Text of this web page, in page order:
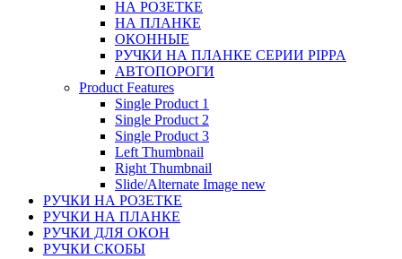
НА РОЗЕТКЕ
НА ПЛАНКЕ
ОКОННЫЕ
РУЧКИ НА ПЛАНКЕ СЕРИИ PIPPA
АВТОПОРОГИ
Product Features
Single Product 1
Single Product 2
Single Product 3
Left Thumbnail
Right Thumbnail
Slide/Alternate Image new
РУЧКИ НА РОЗЕТКЕ
РУЧКИ НА ПЛАНКЕ
РУЧКИ ДЛЯ ОКОН
РУЧКИ СКОБЫ